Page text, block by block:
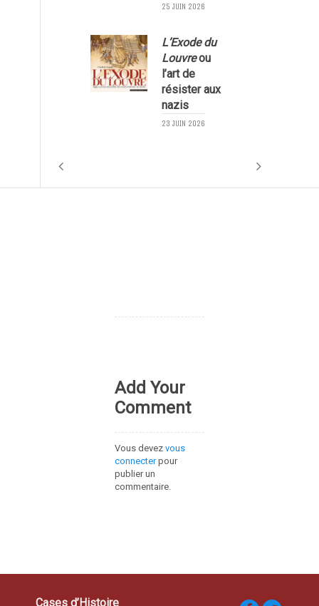
25 JUIN 2026
L’Exode du
Louvreou
l’art de
résister aux
nazis
23 JUIN 2026
Add Your
Comment
Vous devez vous
connecterpour
publier un
commentaire.
Cases d’Histoire